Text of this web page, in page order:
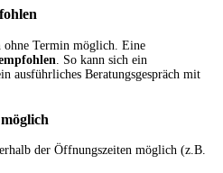
ohne Termin möglich. Eine
. So kann sich ein
ausführliches Beratungsgespräch mit
der Öffnungszeiten möglich (z.B.